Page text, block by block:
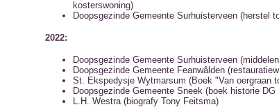
kosterswoning)
Doopsgezinde Gemeente Surhuisterveen (herstel
2022:
Doopsgezinde Gemeente Surhuisterveen
Doopsgezinde Gemeente Feanwâlden
St. Ekspedysje Wytmarsum (Boek "Van oergraan
Doopsgezinde Gemeente Sneek (boek historie DG
L.H. Westra (biografy Tony Feitsma)